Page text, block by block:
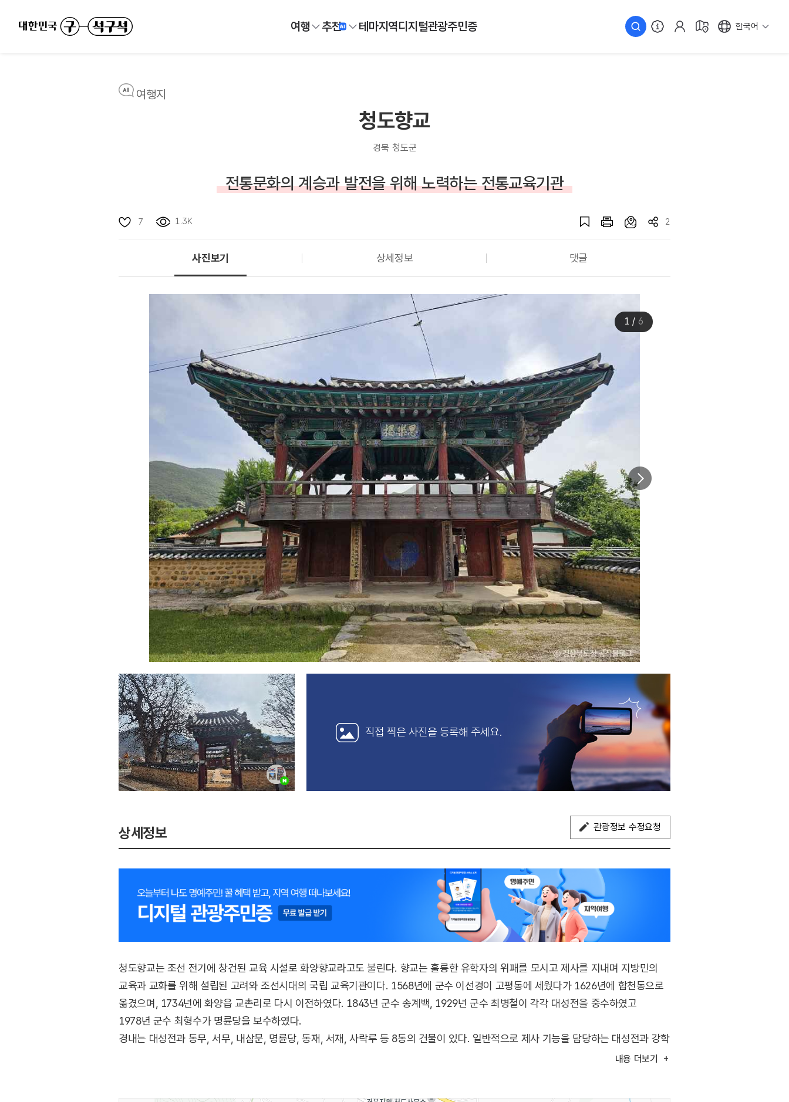
여행 추천 테마지역디지털관광주민증 한국어
여행지
청도향교
경북 청도군
전통문화의 계승과 발전을 위해 노력하는 전통교육기관
7 1.3K 2
사진보기 상세정보 댓글
1 / 6
직접 찍은 사진을등록해 주세요.
상세정보 관광정보 수정요청
청도향교는 조선 전기에 창건된 교육 시설로 화양향교라고도 불린다. 향교는 훌륭한 유학자의 위패를 모시고 제사를 지내며 지방민의
교육과 교화를 위해 설립된 고려와 조선시대의 국립 교육기관이다. 1568년에 군수 이선경이 고평동에 세웠다가 1626년에 합천동으로
옮겼으며, 1734년에 화양읍 교촌리로 다시 이전하였다. 1843년 군수 송계백, 1929년 군수 최병철이 각각 대성전을 중수하였고
1978년 군수 최형수가 명륜당을 보수하였다.
경내는 대성전과 동무, 서무, 내삼문, 명륜당, 동재, 서재, 사락루 등 8동의 건물이 있다. 일반적으로 제사 기능을 담당하는 대성전과 강학
내용 더보기